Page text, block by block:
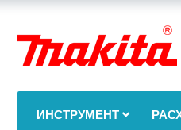
ИНСТРУМЕНТ